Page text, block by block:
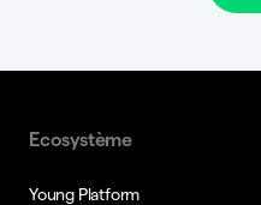
Ecosystème
Young Platform